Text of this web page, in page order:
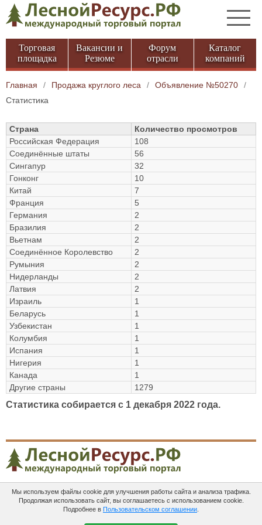
Торговая
площадка
Вакансии и
Резюме
Форум
отрасли
Каталог
компаний
Главная / Продажа круглого леса / Объявление №50270
/
Статистика
Страна
Количество просмотров
Российская Федерация
108
Соединённые штаты
56
Сингапур
32
Гонконг
10
Китай
7
Франция
5
Германия
2
Бразилия
2
Вьетнам
2
Соединённое Королевство
2
Румыния
2
Нидерланды
2
Латвия
2
Израиль
1
Беларусь
1
Узбекистан
1
Колумбия
1
Испания
1
Нигерия
1
Канада
1
Другие страны
1279
Статистика собирается c 1 декабря 2022 года.
Платные
услуги
Пользовательское
соглашение
Контакты
Мы используем файлы cookie для улучшения работы сайта и анализа трафика.
Продолжая использовать сайт, вы соглашаетесь с использованием cookie.
Подробнее в Пользовательском соглашении